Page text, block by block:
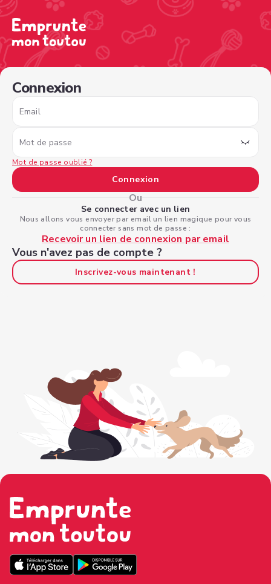
Connexion
Email
Mot de passe
Mot de passe oublié ?
Connexion
Ou
Se connecter avec un lien
Nous allons vous envoyer par email un lien magique pour vous
connecter sans mot de passe :
Recevoir un lien de connexion par email
Vous n'avez pas de compte ?
Inscrivez-vous maintenant !
/sign-in